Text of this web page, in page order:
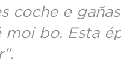
coche e
moi bo. Esta